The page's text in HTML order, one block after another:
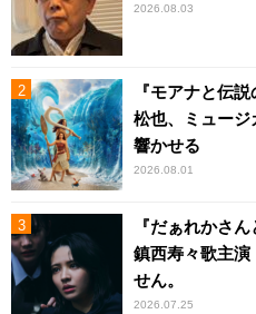
2026.08.03
『モアナと伝
松也、ミュー
響かせる
2026.08.01
『だぁれかさ
鎮西寿々歌主演
せん。
2026.07.25